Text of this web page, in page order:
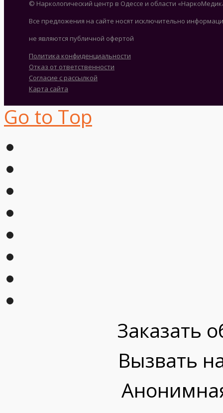
© Наркологический центр в Одессе и области
Все предложения на сайте носят исключительно
не являются публичной офертой
Политика конфиденциальности
Отказ от ответственности
Согласие с рассылкой
Карта сайта
Go to Top
Заказать
Вызвать